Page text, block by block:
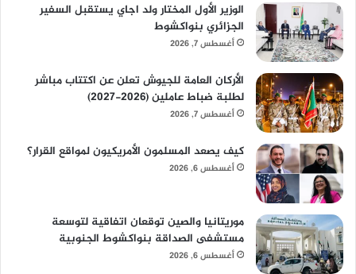
الوزير الأول المختار ولد اجاي يستقبل السفير
الجزائري بنواكشوط
أغسطس 7, 2026
الأركان العامة للجيوش تعلن عن اكتتاب مباشر
لطلبة ضباط عاملين (2026-2027)
أغسطس 7, 2026
كيف يصعد المسلمون الأمريكيون لمواقع القرار؟
أغسطس 6, 2026
موريتانيا والصين توقعان اتفاقية لتوسعة
مستشفى الصداقة بنواكشوط الجنوبية
أغسطس 6, 2026